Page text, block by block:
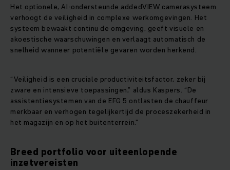
Het optionele, AI‑ondersteunde addedVIEW camerasysteem
verhoogt de veiligheid in complexe werkomgevingen. Het
systeem bewaakt continu de omgeving, geeft visuele en
akoestische waarschuwingen en verlaagt automatisch de
snelheid wanneer potentiële gevaren worden herkend.
“Veiligheid is een cruciale productiviteitsfactor, zeker bij
zware en intensieve toepassingen,” aldus Kaspers. “De
assistentiesystemen van de EFG 5 ontlasten de chauffeur
merkbaar en verhogen tegelijkertijd de proceszekerheid in
het magazijn en op het buitenterrein.”
Breed portfolio voor uiteenlopende
inzetvereisten